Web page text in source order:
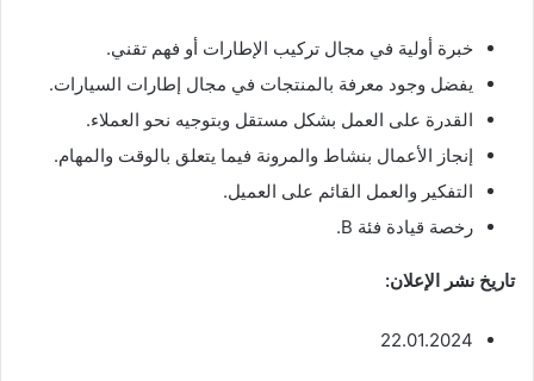
خبرة أولية في مجال تركيب الإطارات أو فهم تقني.
يفضل وجود معرفة بالمنتجات في مجال إطارات السيارات.
القدرة على العمل بشكل مستقل وبتوجيه نحو العملاء.
إنجاز الأعمال بنشاط والمرونة فيما يتعلق بالوقت والمهام.
التفكير والعمل القائم على العميل.
رخصة قيادة فئة B.
تاريخ نشر الإعلان:
22.01.2024